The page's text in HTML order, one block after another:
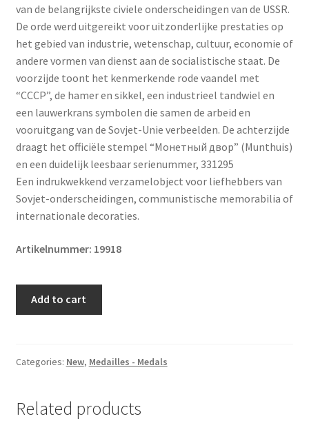
van de belangrijkste civiele onderscheidingen van de USSR.
De orde werd uitgereikt voor uitzonderlijke prestaties op
het gebied van industrie, wetenschap, cultuur, economie of
andere vormen van dienst aan de socialistische staat. De
voorzijde toont het kenmerkende rode vaandel met
“CCCP”, de hamer en sikkel, een industrieel tandwiel en
een lauwerkrans symbolen die samen de arbeid en
vooruitgang van de Sovjet-Unie verbeelden. De achterzijde
draagt het officiële stempel “Монетный двор” (Munthuis)
en een duidelijk leesbaar serienummer, 331295
Een indrukwekkend verzamelobject voor liefhebbers van
Sovjet-onderscheidingen, communistische memorabilia of
internationale decoraties.
Artikelnummer: 19918
the
of
Add to cart
Categories: New, Medailles - Medals
Related products